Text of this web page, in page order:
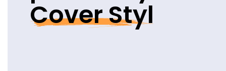
Cover Styl